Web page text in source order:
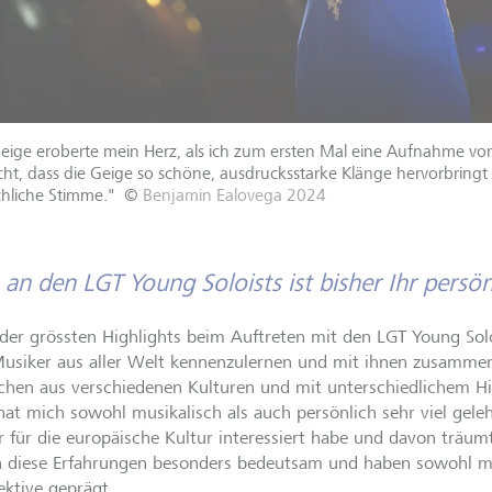
eroberte mein Herz, als ich zum ersten Mal eine Aufnahme
dass die Geige so schöne, ausdrucksstarke Klänge
Stimme." © Benjamin Ealovega 2024
an den LGT Young Soloists ist bisher Ihr
grössten Highlights beim Auftreten mit den LGT Young
aus aller Welt kennenzulernen und mit ihnen
aus verschiedenen Kulturen und mit unterschiedlichem
mich sowohl musikalisch als auch persönlich sehr viel
für die europäische Kultur interessiert habe und davon
diese Erfahrungen besonders bedeutsam und haben sowohl